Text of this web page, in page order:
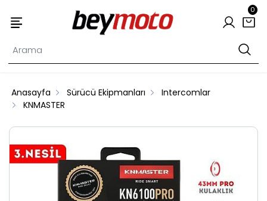
0
Anasayfa Sürücü Ekipmanları
Intercomlar
KNMASTER